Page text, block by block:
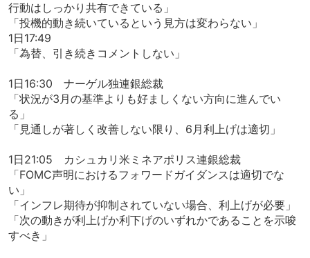
行動はしっかり共有できている」
「投機的動き続いているという見方は変わらない」
1日17:49
「為替、引き続きコメントしない」
1日16:30 ナーゲル独連銀総裁
「状況が3月の基準よりも好ましくない方向に進んでい
る」
「見通しが著しく改善しない限り、6月利上げは適切」
1日21:05 カシュカリ米ミネアポリス連銀総裁
「FOMC声明におけるフォワードガイダンスは適切でな
い」
「インフレ期待が抑制されていない場合、利上げが必要」
「次の動きが利上げか利下げのいずれかであることを示唆
すべき」